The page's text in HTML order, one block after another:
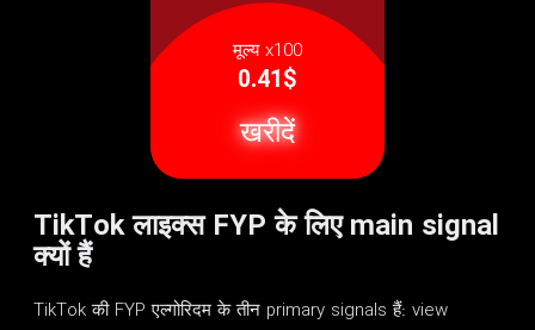
मूल्य x100
0.41$
खरीदें
TikTok लाइक्स FYP के लिए main signal
क्यों हैं
TikTok की FYP एल्गोरिदम के तीन primary signals हैं: view